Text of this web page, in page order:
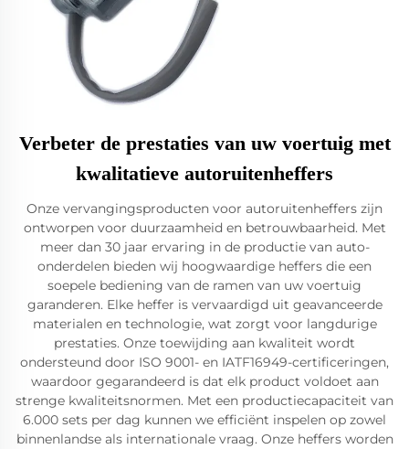
Verbeter de prestaties van uw voertuig met
kwalitatieve autoruitenheffers
Onze vervangingsproducten voor autoruitenheffers zijn
ontworpen voor duurzaamheid en betrouwbaarheid. Met
meer dan 30 jaar ervaring in de productie van auto-
onderdelen bieden wij hoogwaardige heffers die een
soepele bediening van de ramen van uw voertuig
garanderen. Elke heffer is vervaardigd uit geavanceerde
materialen en technologie, wat zorgt voor langdurige
prestaties. Onze toewijding aan kwaliteit wordt
ondersteund door ISO 9001- en IATF16949-certificeringen,
waardoor gegarandeerd is dat elk product voldoet aan
strenge kwaliteitsnormen. Met een productiecapaciteit van
6.000 sets per dag kunnen we efficiënt inspelen op zowel
binnenlandse als internationale vraag. Onze heffers worden